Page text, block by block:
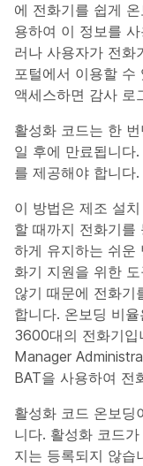
에 전화기를 쉽게
용하여 이 정보를
러나 사용자가 전화
포털에서 이용할 수
액세스하면 감사 로
활성화 코드는 한
일 후에 만료됩니다
를 제공해야 합니다.
이 방법은 제조 설
할 때까지 전화기를
하게 유지하는 쉬운
화기 지원을 위한
않기 때문에 전화기
합니다. 온보딩 비
3600대의 전화기
Manager
BAT을 사용하여 전
활성화 코드 온보딩
니다. 활성화 코드
지는 등록되지 않습